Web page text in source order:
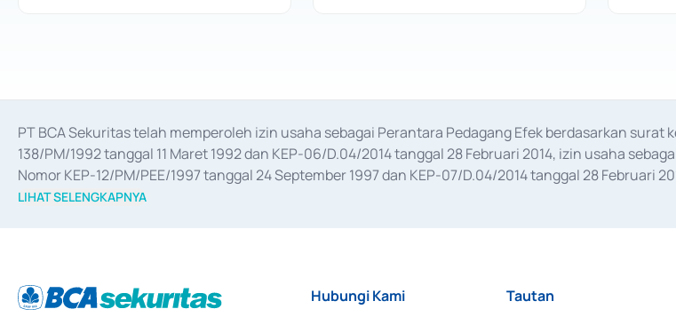
PT BCA Sekuritas telah memperoleh izin usaha sebagai Perantara Pedagang Efek berdasarkan
138/PM/1992 tanggal 11 Maret 1992 dan KEP-06/D.04/2014 tanggal 28 Februari 2014, izin usaha
Nomor KEP-12/PM/PEE/1997 tanggal 24 September 1997 dan KEP-07/D.04/2014 tanggal 28 Februari
merger, akuisisi, divestasi, dan
LIHAT SELENGKAPNYA
Hubungi Kami Tautan